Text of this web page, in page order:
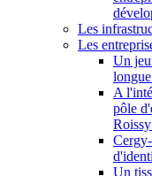
Les
Les
Un
A
pôle
Un